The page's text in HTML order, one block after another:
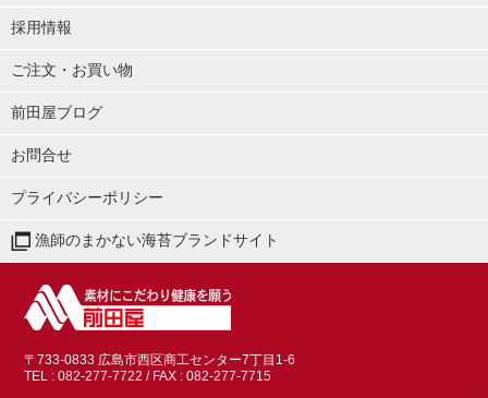
採用情報
ご注文・お買い物
前田屋ブログ
お問合せ
プライバシーポリシー
漁師のまかない海苔ブランドサイト
〒733-0833 広島市西区商工センター7丁目1-6
TEL : 082-277-7722 / FAX : 082-277-7715